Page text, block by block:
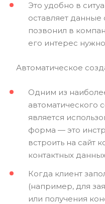
Это удобно в
оставляет
позвонил в
его интерес
Автоматическое
Одним из
автоматического
является
форма — это
встроить на сайт
контактных
Когда клиент
(например, для
или получения